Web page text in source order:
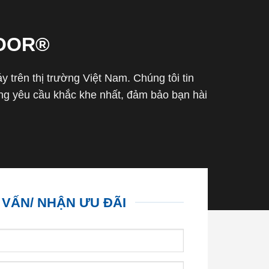
trên thị trường Việt Nam. Chúng tôi tin
yêu cầu khắc khe nhất, đảm bảo bạn hài
NHẬN ƯU ĐÃI